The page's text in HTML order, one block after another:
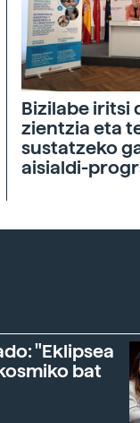
Bizilabe iritsi
zientzia eta
sustatzeko
aisialdi-
"Eklipsea
bat